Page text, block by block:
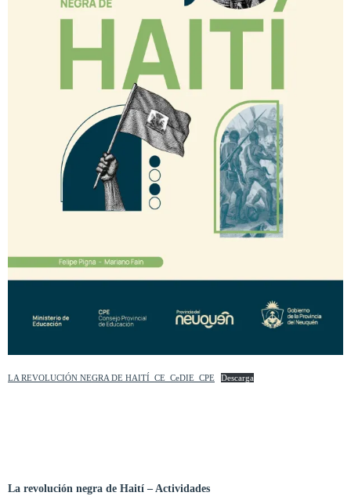
LA REVOLUCIÓN NEGRA DE HAITÍ_CE_CeDIE_CPE Descarga
La revolución negra de Haití – Actividades